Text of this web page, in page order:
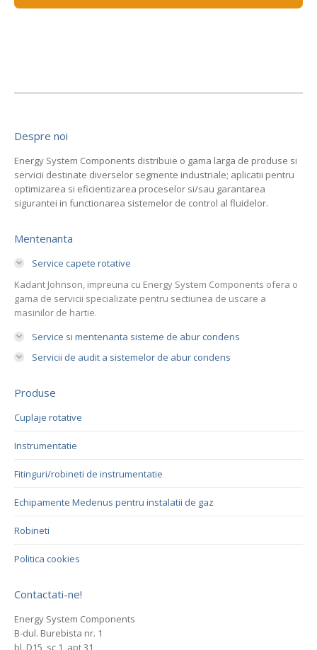
Despre noi
Energy System Components distribuie o gama larga de produse si
servicii destinate diverselor segmente industriale; aplicatii pentru
optimizarea si eficientizarea proceselor si/sau garantarea
sigurantei in functionarea sistemelor de control al fluidelor.
Mentenanta
Service capete rotative
Kadant Johnson, impreuna cu Energy System Components ofera o
gama de servicii specializate pentru sectiunea de uscare a
masinilor de hartie.
Service si mentenanta sisteme de abur condens
Servicii de audit a sistemelor de abur condens
Produse
Cuplaje rotative
Instrumentatie
Fitinguri/robineti de instrumentatie
Echipamente Medenus pentru instalatii de gaz
Robineti
Politica cookies
Contactati-ne!
Energy System Components
B-dul. Burebista nr. 1
bl. D15, sc 1, apt 31